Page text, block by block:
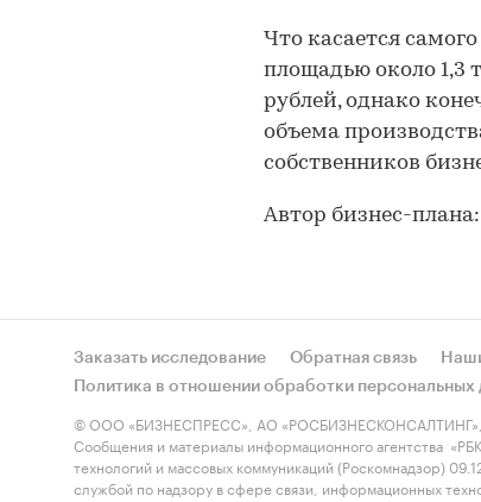
Что касается
площадью около 1,3
рублей, однако
объема
собственников
Автор бизнес-плана:
Заказать исследование Обратная связь
Политика в отношении обработки персональных
© ООО «БИЗНЕСПРЕСС», АО «РОСБИЗНЕСКОНСАЛТИНГ»,
Сообщения и материалы информационного агентства
технологий и массовых коммуникаций (Роскомнадзор)
службой по надзору в сфере связи, информационных